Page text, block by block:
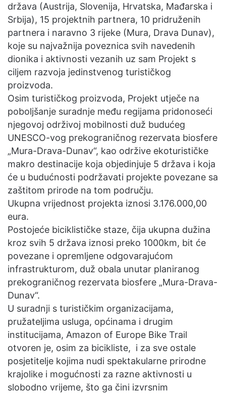
država (Austrija, Slovenija, Hrvatska, Mađarska i
Srbija), 15 projektnih partnera, 10 pridruženih
partnera i naravno 3 rijeke (Mura, Drava Dunav),
koje su najvažnija poveznica svih navedenih
dionika i aktivnosti vezanih uz sam Projekt s
ciljem razvoja jedinstvenog turističkog
proizvoda.
Osim turističkog proizvoda, Projekt utječe na
poboljšanje suradnje među regijama pridonoseći
njegovoj održivoj mobilnosti duž budućeg
UNESCO-vog prekograničnog rezervata biosfere
„Mura-Drava-Dunav“, kao održive ekoturističke
makro destinacije koja objedinjuje 5 država i koja
će u budućnosti podržavati projekte povezane sa
zaštitom prirode na tom području.
Ukupna vrijednost projekta iznosi 3.176.000,00
eura.
Postojeće biciklističke staze, čija ukupna dužina
kroz svih 5 država iznosi preko 1000km, bit će
povezane i opremljene odgovarajućom
infrastrukturom, duž obala unutar planiranog
prekograničnog rezervata biosfere „Mura-Drava-
Dunav“.
U suradnji s turističkim organizacijama,
pružateljima usluga, općinama i drugim
institucijama, Amazon of Europe Bike Trail
otvoren je, osim za bicikliste, i za sve ostale
posjetitelje kojima nudi spektakularne prirodne
krajolike i mogućnosti za razne aktivnosti u
slobodno vrijeme, što ga čini izvrsnim